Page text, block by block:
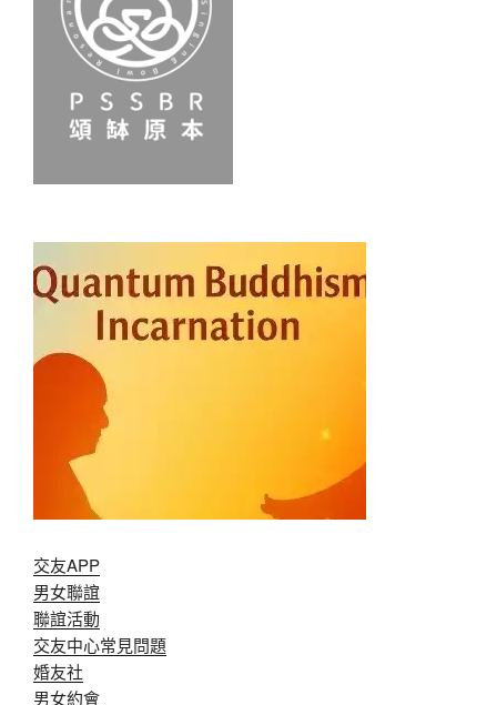
交友APP
男女聯誼
聯誼活動
交友中心常見問題
婚友社
男女約會